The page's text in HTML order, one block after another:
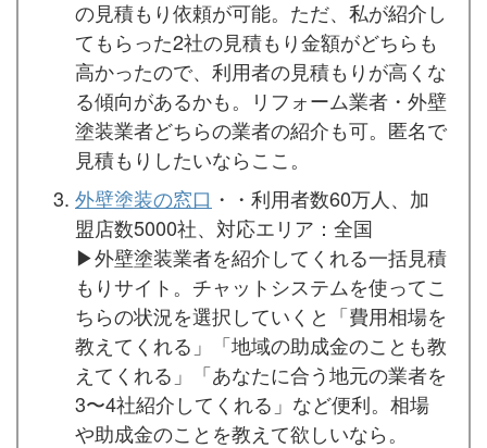
の見積もり依頼が可能。ただ、私が紹介し
てもらった2社の見積もり金額がどちらも
高かったので、利用者の見積もりが高くな
る傾向があるかも。リフォーム業者・外壁
塗装業者どちらの業者の紹介も可。匿名で
見積もりしたいならここ。
外壁塗装の窓口 ・・利用者数60万人、加
盟店数5000社、対応エリア：全国
▶︎外壁塗装業者を紹介してくれる一括見積
もりサイト。チャットシステムを使ってこ
ちらの状況を選択していくと「費用相場を
教えてくれる」「地域の助成金のことも教
えてくれる」「あなたに合う地元の業者を
3〜4社紹介してくれる」など便利。相場
や助成金のことを教えて欲しいなら。